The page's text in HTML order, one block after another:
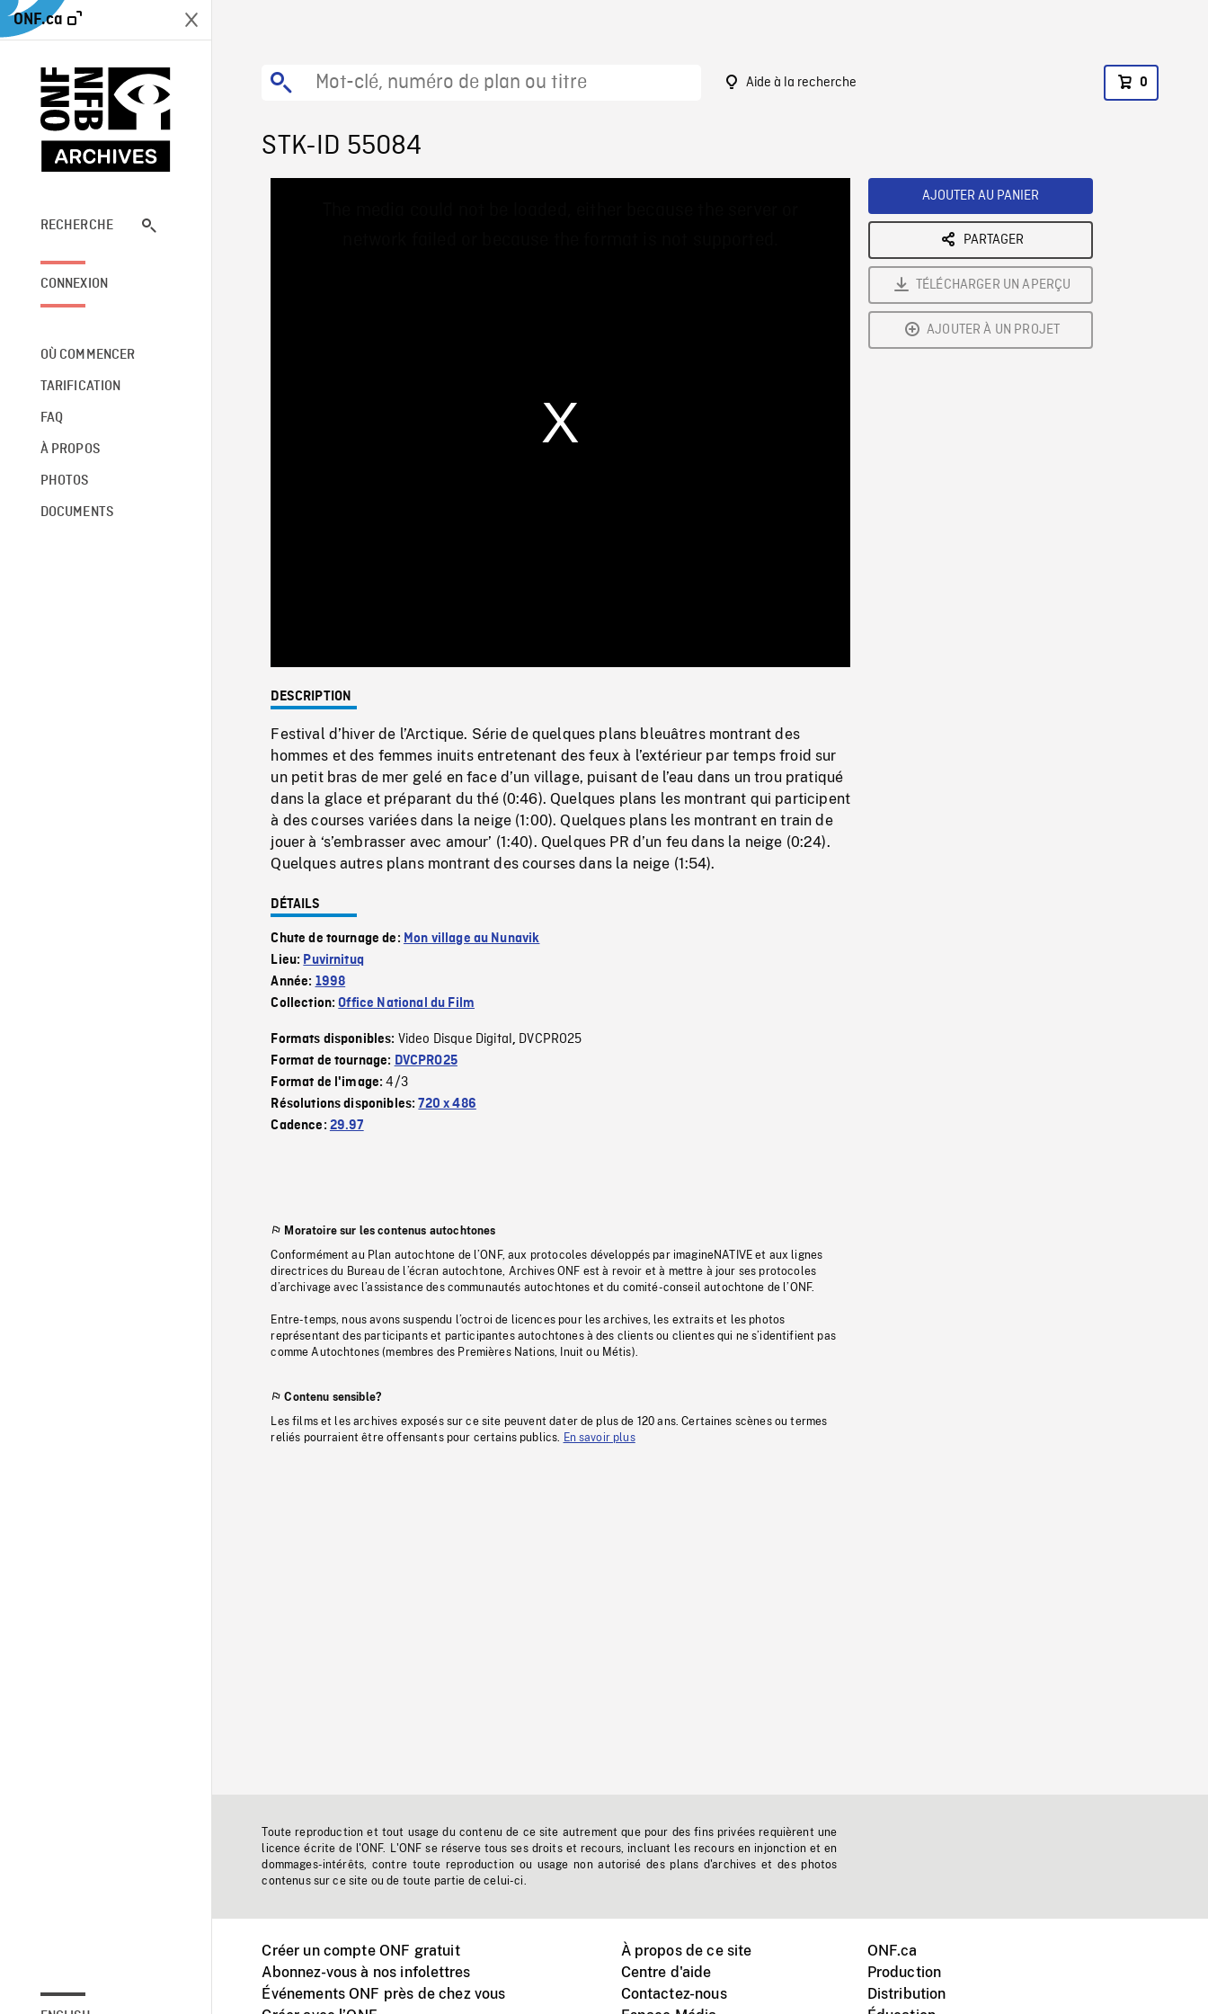
ONF.ca
RECHERCHE
CONNEXION
OÙ COMMENCER
TARIFICATION
FAQ
À PROPOS
PHOTOS
DOCUMENTS
Aide à la recherche 0
STK-ID 55084
0%
Rate
DESCRIPTION
Festival d’hiver de l’Arctique. Série de quelques plans bleuâtres montrant des
hommes et des femmes inuits entretenant des feux à l’extérieur par temps froid sur
un petit bras de mer gelé en face d’un village, puisant de l’eau dans un trou pratiqué
dans la glace et préparant du thé (0:46). Quelques plans les montrant qui participent
à des courses variées dans la neige (1:00). Quelques plans les montrant en train de
jouer à ‘s’embrasser avec amour’ (1:40). Quelques PR d’un feu dans la neige (0:24).
Quelques autres plans montrant des courses dans la neige (1:54).
DÉTAILS
Chute de tournage de: Mon village au Nunavik
Lieu: Puvirnituq
Année: 1998
Collection:Office National du Film
Formats disponibles: Video Disque Digital, DVCPRO25
Format de tournage: DVCPRO25
Format de l'image:4/3
Résolutions disponibles:720 x 486
Cadence: 29.97
Moratoire sur les contenus autochtones
Conformément au Plan autochtone de l’ONF, aux protocoles développés par imagineNATIVE et aux lignes
directrices du Bureau de l’écran autochtone, Archives ONF est à revoir et à mettre à jour ses protocoles
d’archivage avec l’assistance des communautés autochtones et du comité-conseil autochtone de l’ONF.
Entre-temps, nous avons suspendu l’octroi de licences pour les archives, les extraits et les photos
représentant des participants et participantes autochtones à des clients ou clientes qui ne s’identifient pas
comme Autochtones (membres des Premières Nations, Inuit ou Métis).
Contenu sensible?
Les films et les archives exposés sur ce site peuvent dater de plus de 120 ans. Certaines scènes ou termes
reliés pourraient être offensants pour certains publics.
En savoir plus
AJOUTER AU PANIER
PARTAGER
TÉLÉCHARGER UN APERÇU
AJOUTER À UN PROJET
Toute reproduction et tout usage du contenu de ce site autrement que pour des fins privées requièrent une
licence écrite de l'ONF. L'ONF se réserve tous ses droits et recours, incluant les recours en injonction et en
dommages-intérêts, contre toute reproduction ou usage non autorisé des plans d'archives et des photos
contenus sur ce site ou de toute partie de celui-ci.
Créer un compte ONF gratuit
Abonnez-vous à nos infolettres
Événements ONF près de chez vous
À propos de ce site
Centre d'aide
Contactez-nous
ONF.ca
Production
Distribution